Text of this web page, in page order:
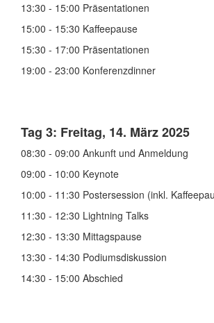
13:30 - 15:00 Präsentationen
15:00 - 15:30 Kaffeepause
15:30 - 17:00 Präsentationen
19:00 - 23:00 Konferenzdinner
Tag 3: Freitag, 14. März 2025
08:30 - 09:00 Ankunft und Anmeldung
09:00 - 10:00 Keynote
10:00 - 11:30 Postersession (inkl.
11:30 - 12:30 Lightning Talks
12:30 - 13:30 Mittagspause
13:30 - 14:30 Podiumsdiskussion
14:30 - 15:00 Abschied